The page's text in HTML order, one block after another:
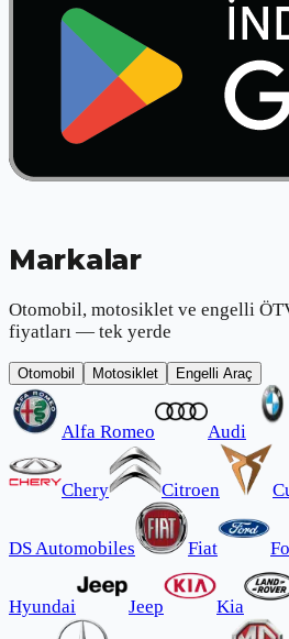
Markalar
Otomobil, motosiklet ve engelli
fiyatları — tek yerde
Otomobil Motosiklet Engelli Araç
Alfa Romeo Audi
Chery Citroen
DS Automobiles Fiat
Hyundai Jeep Kia